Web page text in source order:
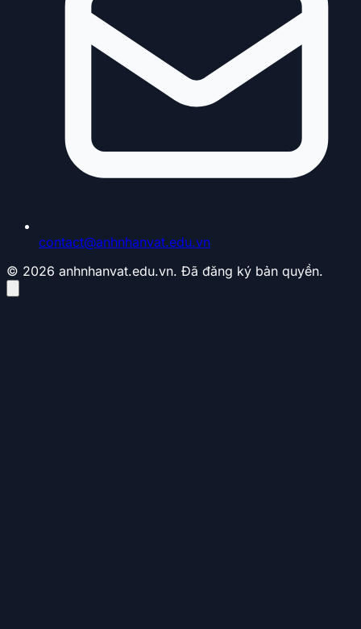
contact@anhnhanvat.edu.vn
© 2026 anhnhanvat.edu.vn. Đã đăng ký bản quyền.